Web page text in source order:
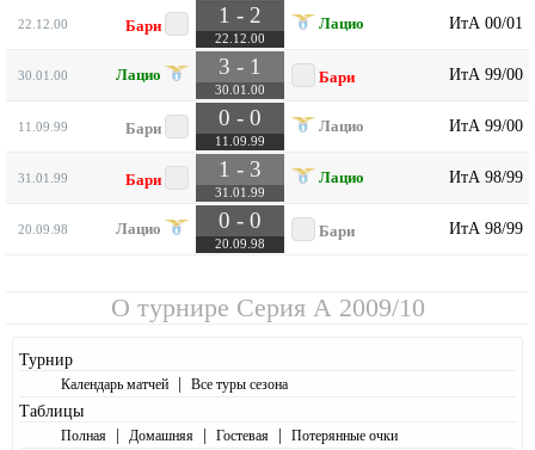
22.12.00 Бари 1 - 2
22.12.00
Лацио ИтА 00/01
30.01.00 Лацио 3 - 1
30.01.00
Бари ИтА 99/00
11.09.99 Бари 0 - 0
11.09.99
Лацио ИтА 99/00
31.01.99 Бари 1 - 3
31.01.99
Лацио ИтА 98/99
20.09.98 Лацио 0 - 0
20.09.98
Бари ИтА 98/99
О турнире Серия А 2009/10
Турнир
Календарь матчей | Все туры сезона
Таблицы
Полная | Домашняя | Гостевая | Потерянные очки